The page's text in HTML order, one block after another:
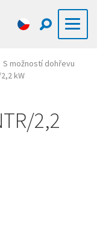
S možností dohřevu
2,2 kW
2,2